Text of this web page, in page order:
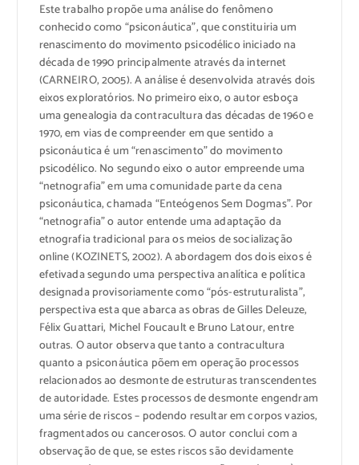
Este trabalho propõe uma análise do fenômeno
conhecido como “psiconáutica”, que constituiria um
renascimento do movimento psicodélico iniciado na
década de 1990 principalmente através da internet
(CARNEIRO, 2005). A análise é desenvolvida através dois
eixos exploratórios. No primeiro eixo, o autor esboça
uma genealogia da contracultura das décadas de 1960 e
1970, em vias de compreender em que sentido a
psiconáutica é um “renascimento” do movimento
psicodélico. No segundo eixo o autor empreende uma
“netnografia” em uma comunidade parte da cena
psiconáutica, chamada “Enteógenos Sem Dogmas”. Por
“netnografia” o autor entende uma adaptação da
etnografia tradicional para os meios de socialização
online (KOZINETS, 2002). A abordagem dos dois eixos é
efetivada segundo uma perspectiva analítica e política
designada provisoriamente como “pós-estruturalista”,
perspectiva esta que abarca as obras de Gilles Deleuze,
Félix Guattari, Michel Foucault e Bruno Latour, entre
outras. O autor observa que tanto a contracultura
quanto a psiconáutica põem em operação processos
relacionados ao desmonte de estruturas transcendentes
de autoridade. Estes processos de desmonte engendram
uma série de riscos – podendo resultar em corpos vazios,
fragmentados ou cancerosos. O autor conclui com a
observação de que, se estes riscos são devidamente